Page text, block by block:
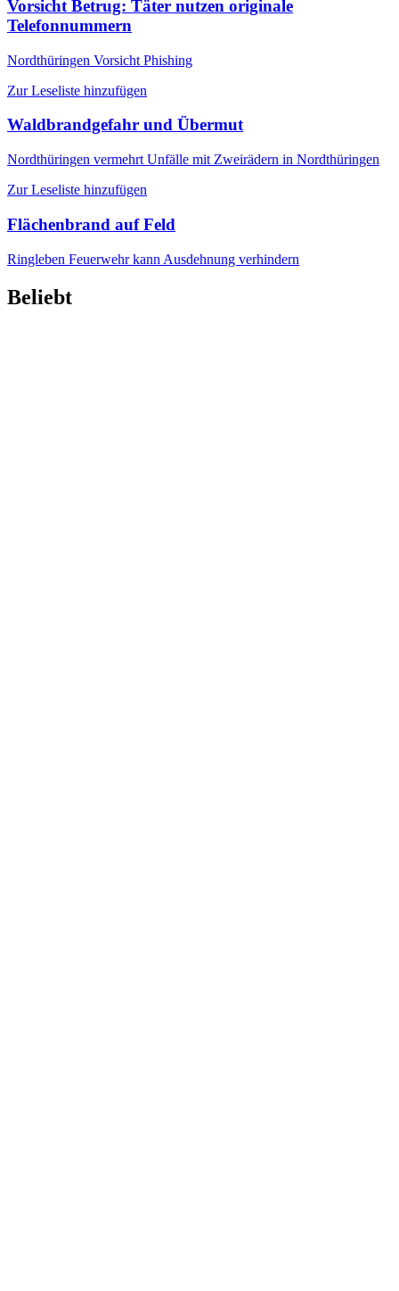
Vorsicht Betrug: Täter nutzen originale
Telefonnummern
Nordthüringen Vorsicht Phishing
Zur Leseliste hinzufügen
Waldbrandgefahr und Übermut
Nordthüringen vermehrt Unfälle mit Zweirädern in Nordthüringen
Zur Leseliste hinzufügen
Flächenbrand auf Feld
Ringleben Feuerwehr kann Ausdehnung verhindern
Beliebt